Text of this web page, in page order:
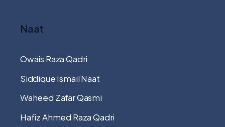
Naat
Owais Raza Qadri
Siddique Ismail Naat
Waheed Zafar Qasmi
Hafiz Ahmed Raza Qadri